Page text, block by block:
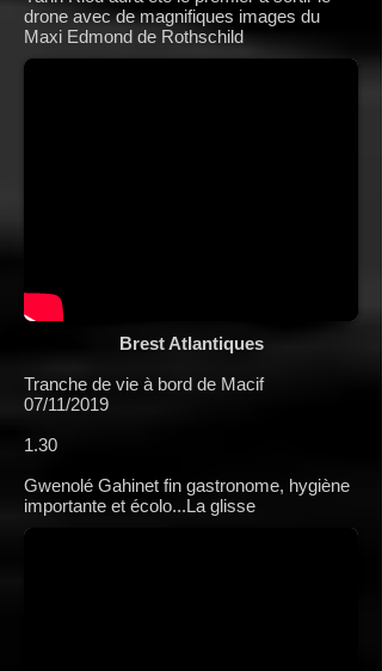
drone avec de magnifiques images du
Maxi Edmond de Rothschild
Brest Atlantiques
Tranche de vie à bord de Macif
07/11/2019
1.30
Gwenolé Gahinet fin gastronome, hygiène
importante et écolo...La glisse